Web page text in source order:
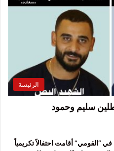
الرئيسة
سليم وحمود
“القومي” أقامت احتفالاً تكريمياً